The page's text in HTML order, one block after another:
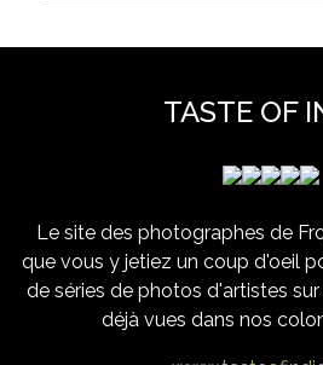
TASTE OF
Le site des photographes de
que vous y jetiez un coup d'oeil
de séries de photos d'artistes
déjà vues dans nos